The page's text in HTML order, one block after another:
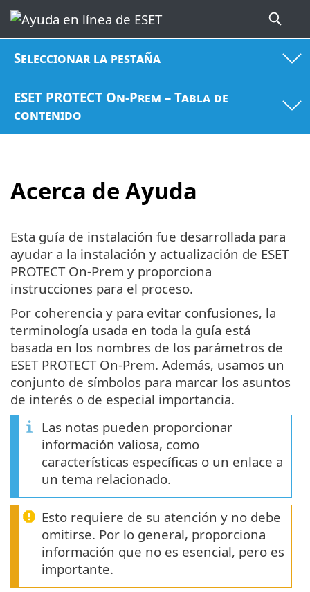
Seleccionar la pestaña
ESET PROTECT On-Prem – Tabla de
contenido
Acerca de Ayuda
Esta guía de instalación fue desarrollada para
ayudar a la instalación y actualización de ESET
PROTECT On-Prem y proporciona
instrucciones para el proceso.
Por coherencia y para evitar confusiones, la
terminología usada en toda la guía está
basada en los nombres de los parámetros de
ESET PROTECT On-Prem. Además, usamos un
conjunto de símbolos para marcar los asuntos
de interés o de especial importancia.
Las notas pueden proporcionar
información valiosa, como
características específicas o un enlace a
un tema relacionado.
Esto requiere de su atención y no debe
omitirse. Por lo general, proporciona
información que no es esencial, pero es
importante.